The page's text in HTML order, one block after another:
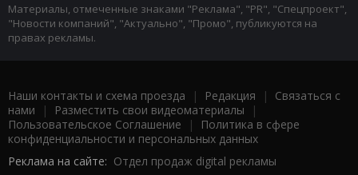
Материалы, отмеченные знаками "Реклама", "PR", "Спецпроект",
"Новости компаний", "Актуально", "Промо", публикуются на
правах рекламы.
Наши контакты и схема проезда | Редакция | Связаться с
нами | Разместить свои видеоматериалы |
Пользовательское Соглашение |
Политика в сфере
конфиденциальности и персональных данных
Реклама на сайте: Отдел продаж digital рекламы